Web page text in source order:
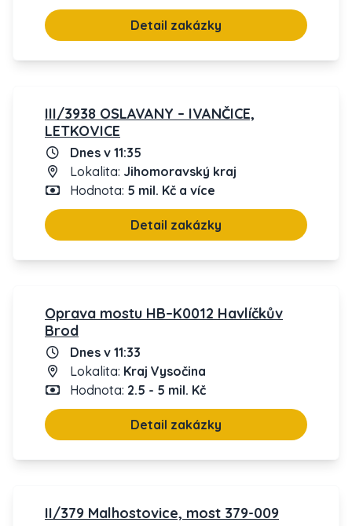
Detail zakázky
III/3938 OSLAVANY – IVANČICE,
LETKOVICE
Dnes v 11:35
Lokalita: Jihomoravský kraj
Hodnota: 5 mil. Kč a více
Detail zakázky
Oprava mostu HB–K0012 Havlíčkův
Brod
Dnes v 11:33
Lokalita: Kraj Vysočina
Hodnota: 2.5 - 5 mil. Kč
Detail zakázky
II/379 Malhostovice, most 379-009